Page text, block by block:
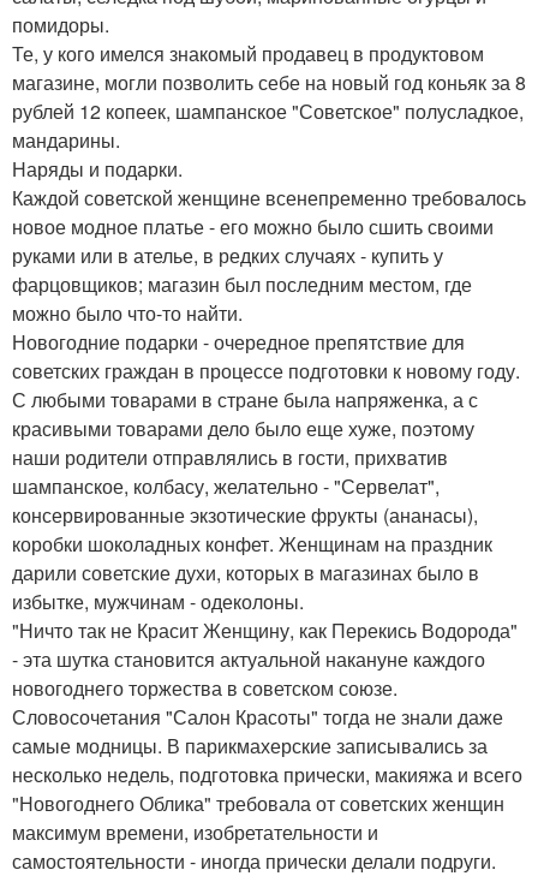
помидоры.
Те, у кого имелся знакомый продавец в продуктовом
магазине, могли позволить себе на новый год коньяк за 8
рублей 12 копеек, шампанское "Советское" полусладкое,
мандарины.
Наряды и подарки.
Каждой советской женщине всенепременно требовалось
новое модное платье - его можно было сшить своими
руками или в ателье, в редких случаях - купить у
фарцовщиков; магазин был последним местом, где
можно было что-то найти.
Новогодние подарки - очередное препятствие для
советских граждан в процессе подготовки к новому году.
С любыми товарами в стране была напряженка, а с
красивыми товарами дело было еще хуже, поэтому
наши родители отправлялись в гости, прихватив
шампанское, колбасу, желательно - "Сервелат",
консервированные экзотические фрукты (ананасы),
коробки шоколадных конфет. Женщинам на праздник
дарили советские духи, которых в магазинах было в
избытке, мужчинам - одеколоны.
"Ничто так не Красит Женщину, как Перекись Водорода"
- эта шутка становится актуальной накануне каждого
новогоднего торжества в советском союзе.
Словосочетания "Салон Красоты" тогда не знали даже
самые модницы. В парикмахерские записывались за
несколько недель, подготовка прически, макияжа и всего
"Новогоднего Облика" требовала от советских женщин
максимум времени, изобретательности и
самостоятельности - иногда прически делали подруги.